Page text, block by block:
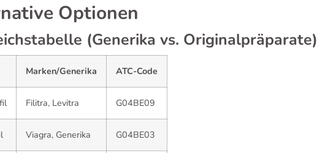
Optionen
(Generika vs. Originalpräparate)
Marken/Generika ATC-Code
Filitra, Levitra G04BE09
Viagra, Generika G04BE03